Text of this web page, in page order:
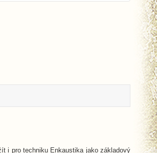
i pro techniku Enkaustika jako základový